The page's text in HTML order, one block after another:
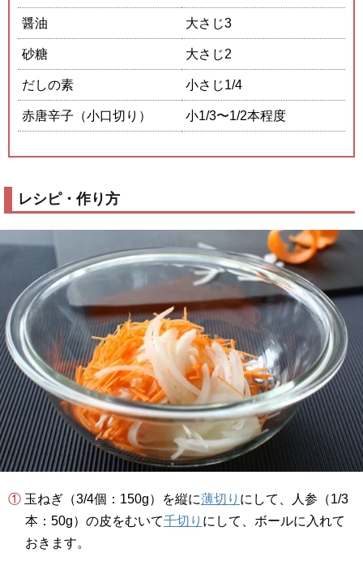
醤油 大さじ3
砂糖 大さじ2
だしの素 小さじ1/4
赤唐辛子（小口切り） 小1/3〜1/2本程度
レシピ・作り方
① 玉ねぎ（3/4個：150g）を縦に薄切り にして、人参（1/3
本：50g）の皮をむいて千切り にして、ボールに入れて
おきます。